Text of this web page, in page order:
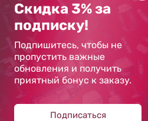
Скидка 3% за
подписку!
Подпишитесь, чтобы не
пропустить важные
обновления и получить
приятный бонус к заказу.
Подписаться